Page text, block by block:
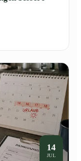
14
JUL